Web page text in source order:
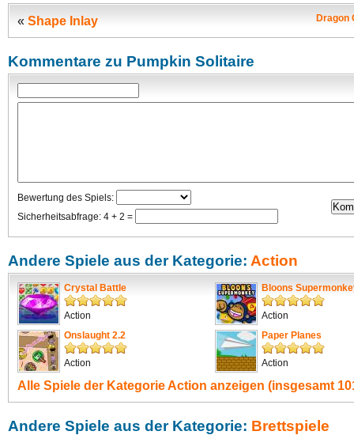
Dragon
« Shape Inlay
Kommentare zu Pumpkin Solitaire
Bewertung des Spiels:
Sicherheitsabfrage: 4 + 2 =
Andere Spiele aus der Kategorie: Action
Crystal Battle
Action
Bloons
Action
Onslaught 2.2
Action
Paper Planes
Action
Alle Spiele der KategorieAction anzeigen (insgesamt
Andere Spiele aus der Kategorie: Brettspiele